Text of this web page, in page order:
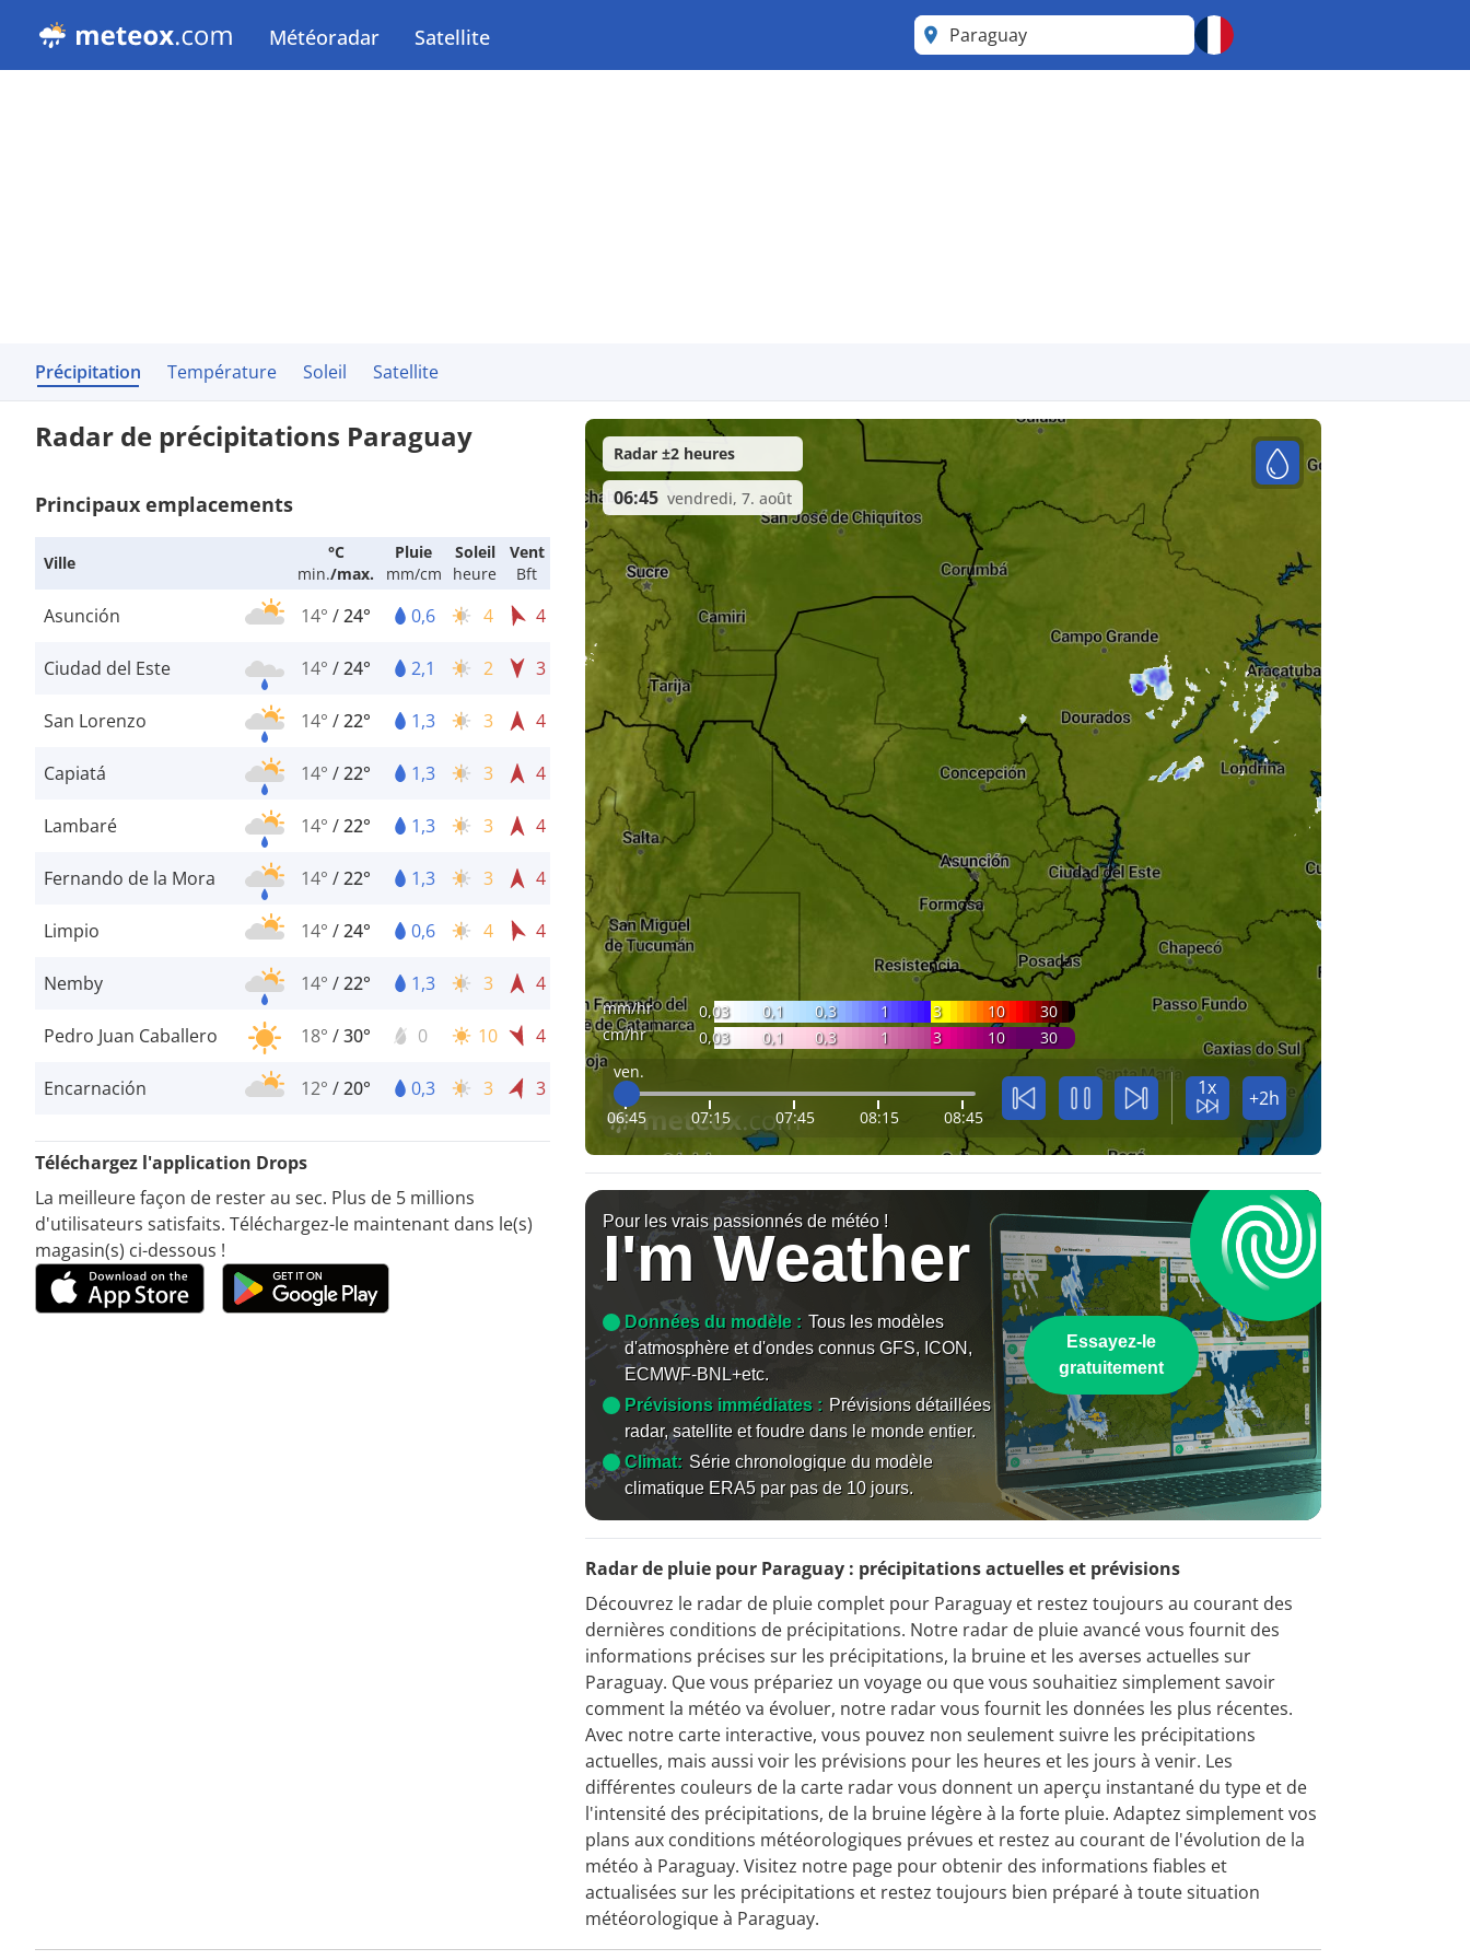
Météoradar Satellite Paraguay
Précipitation Température Soleil Satellite
Radar de précipitations Paraguay
Principaux emplacements
Ville
°C
min./max.
Pluie
mm/cm
Soleil
heure
Vent
Bft
Asunción 14° /24° 0,6 4 4
Ciudad del Este 14° /24° 2,1 2 3
San Lorenzo 14° /22° 1,3 3 4
Capiatá 14° /22° 1,3 3 4
Lambaré 14° /22° 1,3 3 4
Fernando de la Mora 14° /22° 1,3 3 4
Limpio 14° /24° 0,6 4 4
Nemby 14° /22° 1,3 3 4
Pedro Juan Caballero 18° /30° 0 10 4
Encarnación 12° /20° 0,3 3 3
Téléchargez l'application Drops
La meilleure façon de rester au sec. Plus de 5 millions
d'utilisateurs satisfaits. Téléchargez-le maintenant dans le(s)
magasin(s) ci-dessous !
mm/hr 0,03 0,1 0,3 1 3 10
30
cm/hr
0,03 0,1 0,3 1 3 10
30
ven.
06:45 07:15 07:45 08:15 08:45
1x +2h
Radar ±2 heures
06:45 vendredi, 7. août
Pour les vrais passionnés de météo !
I'm Weather
Données du modèle : Tous les modèles
d'atmosphère et d'ondes connus GFS, ICON,
ECMWF-BNL+etc.
Prévisions immédiates : Prévisions détaillées
radar, satellite et foudre dans le monde entier.
Climat: Série chronologique du modèle
climatique ERA5 par pas de 10 jours.
Essayez-le
gratuitement
Radar de pluie pour Paraguay : précipitations actuelles et prévisions
Découvrez le radar de pluie complet pour Paraguay et restez toujours au courant des
dernières conditions de précipitations. Notre radar de pluie avancé vous fournit des
informations précises sur les précipitations, la bruine et les averses actuelles sur
Paraguay. Que vous prépariez un voyage ou que vous souhaitiez simplement savoir
comment la météo va évoluer, notre radar vous fournit les données les plus récentes.
Avec notre carte interactive, vous pouvez non seulement suivre les précipitations
actuelles, mais aussi voir les prévisions pour les heures et les jours à venir. Les
différentes couleurs de la carte radar vous donnent un aperçu instantané du type et de
l'intensité des précipitations, de la bruine légère à la forte pluie. Adaptez simplement vos
plans aux conditions météorologiques prévues et restez au courant de l'évolution de la
météo à Paraguay. Visitez notre page pour obtenir des informations fiables et
actualisées sur les précipitations et restez toujours bien préparé à toute situation
météorologique à Paraguay.